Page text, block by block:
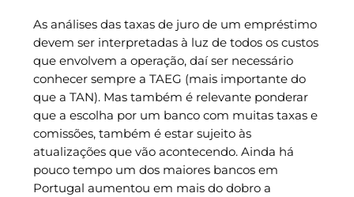
As análises das taxas de juro de um empréstimo
devem ser interpretadas à luz de todos os custos
que envolvem a operação, daí ser necessário
conhecer sempre a TAEG (mais importante do
que a TAN). Mas também é relevante ponderar
que a escolha por um banco com muitas taxas e
comissões, também é estar sujeito às
atualizações que vão acontecendo. Ainda há
pouco tempo um dos maiores bancos em
Portugal aumentou em mais do dobro a